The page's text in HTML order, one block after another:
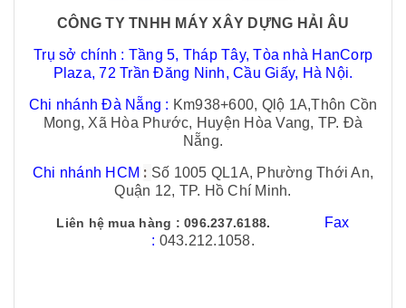
CÔNG TY TNHH MÁY XÂY DỰNG HẢI ÂU
Trụ sở chính : Tầng 5, Tháp Tây, Tòa nhà HanCorp
Plaza, 72 Trần Đăng Ninh, Cầu Giấy, Hà Nội.
Chi nhánh Đà Nẵng : Km938+600, Qlộ 1A,Thôn Cồn
Mong, Xã Hòa Phước, Huyện Hòa Vang, TP. Đà
Nẵng.
Chi nhánh HCM : Số 1005 QL1A, Phường Thới An,
Quận 12, TP. Hồ Chí Minh.
Liên hệ mua hàng : 096.237.6188.
Fax
: 043.212.1058.